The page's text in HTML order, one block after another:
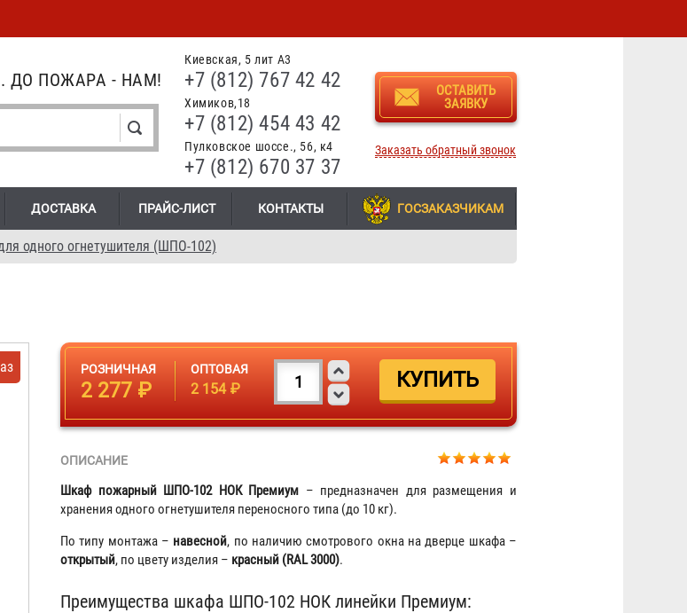
Киевская, 5 лит А3
+7 (812) 767 42 42
Химиков,18
+7 (812) 454 43 42
Пулковское шоссе., 56, к4
+7 (812) 670 37 37
ОСТАВИТЬ
ЗАЯВКУ
Заказать обратный звонок
ДО ПОЖАРА - НАМ!
ДОСТАВКА ПРАЙС-ЛИСТ КОНТАКТЫ ГОСЗАКАЗЧИКАМ
одного огнетушителя (ШПО-102)
РОЗНИЧНАЯ
2 277 ₽
ОПТОВАЯ
2 154 ₽
ОПИСАНИЕ
Шкаф пожарный ШПО-102 НОК Премиум – предназначен для размещения и
хранения одного огнетушителя переносного типа (до 10 кг).
По типу монтажа – навесной, по наличию смотрового окна на дверце шкафа –
открытый, по цвету изделия – красный (RAL 3000).
Преимущества шкафа ШПО-102 НОК линейки Премиум:
Огнеборец / Гарвилон